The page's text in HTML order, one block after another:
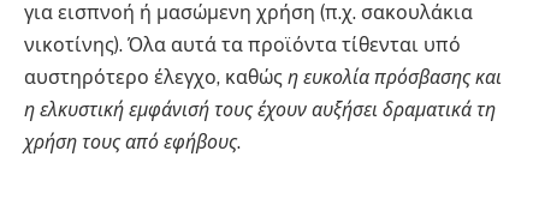
για εισπνοή ή μασώμενη χρήση (π.χ. σακουλάκια
νικοτίνης). Όλα αυτά τα προϊόντα τίθενται υπό
αυστηρότερο έλεγχο, καθώς η ευκολία πρόσβασης και
η ελκυστική εμφάνισή τους έχουν αυξήσει δραματικά τη
χρήση τους από εφήβους.